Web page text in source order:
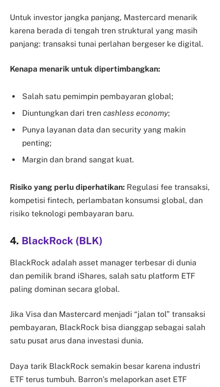
Untuk investor jangka panjang, Mastercard menarik
karena berada di tengah tren struktural yang masih
panjang: transaksi tunai perlahan bergeser ke digital.
Kenapa menarik untuk dipertimbangkan:
Salah satu pemimpin pembayaran global;
Diuntungkan dari tren cashless economy;
Punya layanan data dan security yang makin
penting;
Margin dan brand sangat kuat.
Risiko yang perlu diperhatikan: Regulasi fee transaksi,
kompetisi fintech, perlambatan konsumsi global, dan
risiko teknologi pembayaran baru.
4. BlackRock (BLK)
BlackRock adalah asset manager terbesar di dunia
dan pemilik brand iShares, salah satu platform ETF
paling dominan secara global.
Jika Visa dan Mastercard menjadi “jalan tol” transaksi
pembayaran, BlackRock bisa dianggap sebagai salah
satu pusat arus dana investasi dunia.
Daya tarik BlackRock semakin besar karena industri
ETF terus tumbuh. Barron’s melaporkan aset ETF